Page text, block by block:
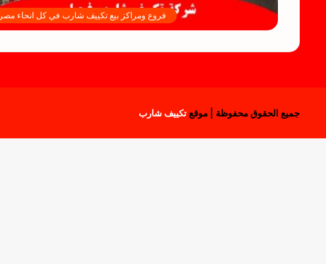
فروع ومراكز بيع تكييف شارب في كل انحاء مصر
جميع الحقوق محفوظة | موقع تكييف شارب